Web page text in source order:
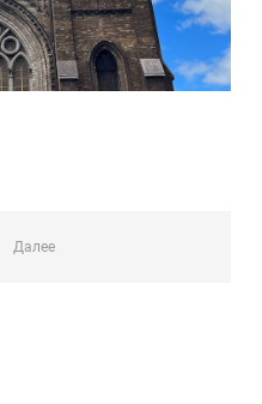
Далее